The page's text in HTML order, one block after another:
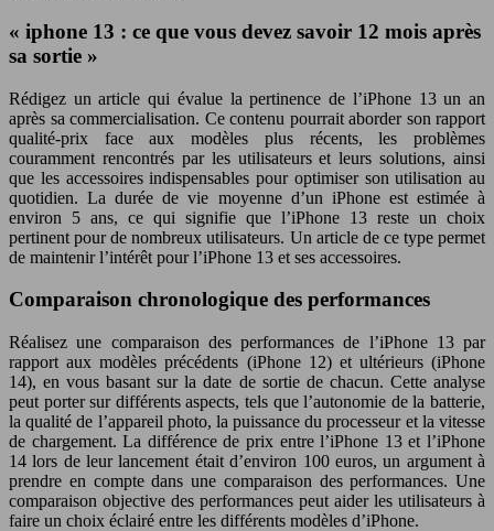
« iphone 13 : ce que vous devez savoir 12 mois après
sa sortie »
Rédigez un article qui évalue la pertinence de l’iPhone 13 un an
après sa commercialisation. Ce contenu pourrait aborder son rapport
qualité-prix face aux modèles plus récents, les problèmes
couramment rencontrés par les utilisateurs et leurs solutions, ainsi
que les accessoires indispensables pour optimiser son utilisation au
quotidien. La durée de vie moyenne d’un iPhone est estimée à
environ 5 ans, ce qui signifie que l’iPhone 13 reste un choix
pertinent pour de nombreux utilisateurs. Un article de ce type permet
de maintenir l’intérêt pour l’iPhone 13 et ses accessoires.
Comparaison chronologique des performances
Réalisez une comparaison des performances de l’iPhone 13 par
rapport aux modèles précédents (iPhone 12) et ultérieurs (iPhone
14), en vous basant sur la date de sortie de chacun. Cette analyse
peut porter sur différents aspects, tels que l’autonomie de la batterie,
la qualité de l’appareil photo, la puissance du processeur et la vitesse
de chargement. La différence de prix entre l’iPhone 13 et l’iPhone
14 lors de leur lancement était d’environ 100 euros, un argument à
prendre en compte dans une comparaison des performances. Une
comparaison objective des performances peut aider les utilisateurs à
faire un choix éclairé entre les différents modèles d’iPhone.